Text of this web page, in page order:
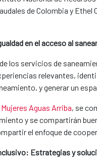
de Colombia y
en el acceso al
los servicios de
relevantes,
y generar un
Mujeres Aguas Arriba, se
y se compartirán
el enfoque de
Estrategias y